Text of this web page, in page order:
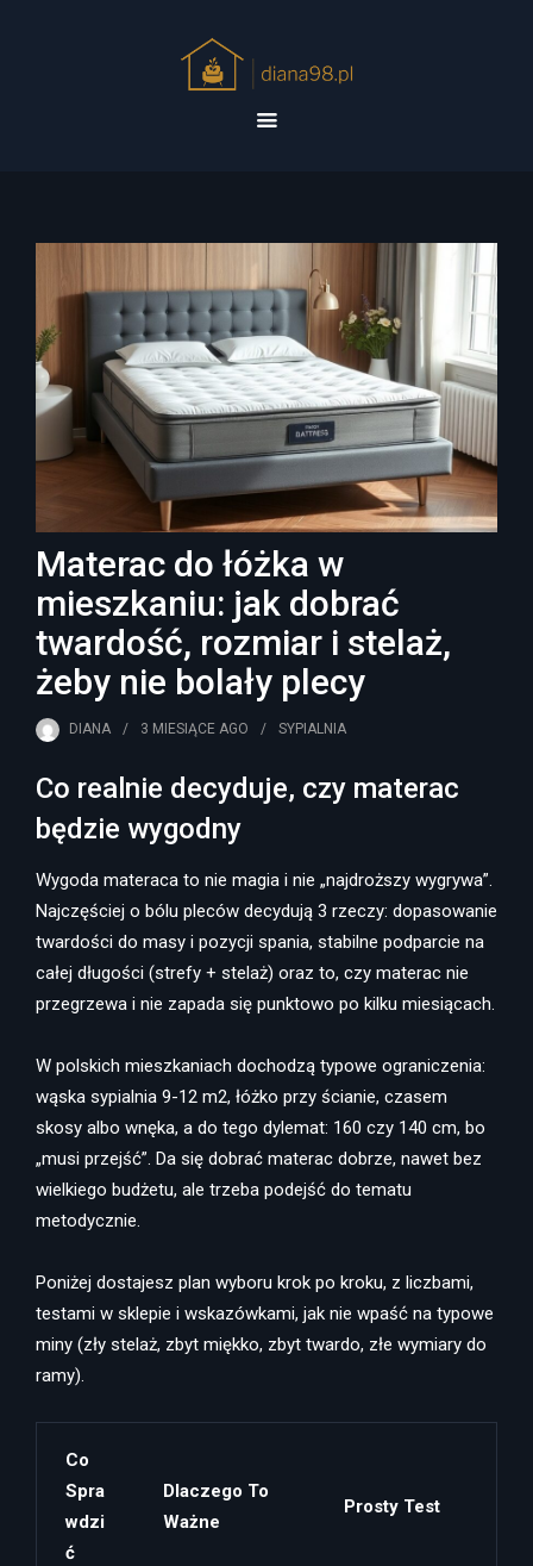
Materac do łóżka w
mieszkaniu: jak dobrać
twardość, rozmiar i stelaż,
żeby nie bolały plecy
DIANA 3 MIESIĄCE AGO SYPIALNIA
Co realnie decyduje, czy materac
będzie wygodny
Wygoda materaca to nie magia i nie „najdroższy wygrywa”.
Najczęściej o bólu pleców decydują 3 rzeczy: dopasowanie
twardości do masy i pozycji spania, stabilne podparcie na
całej długości (strefy + stelaż) oraz to, czy materac nie
przegrzewa i nie zapada się punktowo po kilku miesiącach.
W polskich mieszkaniach dochodzą typowe ograniczenia:
wąska sypialnia 9-12 m2, łóżko przy ścianie, czasem
skosy albo wnęka, a do tego dylemat: 160 czy 140 cm, bo
„musi przejść”. Da się dobrać materac dobrze, nawet bez
wielkiego budżetu, ale trzeba podejść do tematu
metodycznie.
Poniżej dostajesz plan wyboru krok po kroku, z liczbami,
testami w sklepie i wskazówkami, jak nie wpaść na typowe
miny (zły stelaż, zbyt miękko, zbyt twardo, złe wymiary do
ramy).
Co
Spra
Wdzi
Ć
Dlaczego To
Ważne
Prosty Test